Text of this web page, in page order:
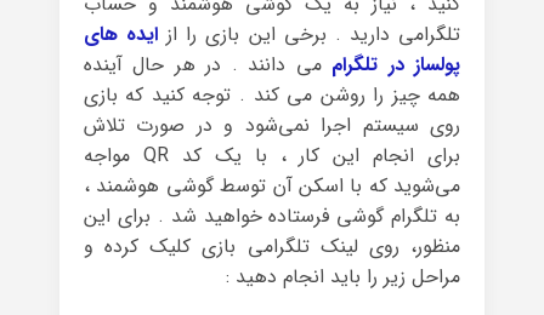
تلگرامی دارید . برخی این بازی را ازایده های
پولساز در تلگرام می دانند . در هر حال آینده
همه چیز را روشن می کند . توجه کنید که بازی
روی سیستم اجرا نمی‌شود و در صورت تلاش
برای انجام این کار ، با یک کد QR مواجه
می‌شوید که با اسکن آن توسط گوشی هوشمند ،
به تلگرام گوشی فرستاده خواهید شد . برای این
منظور، روی لینک تلگرامی بازی کلیک کرده و
مراحل زیر را باید انجام دهید :